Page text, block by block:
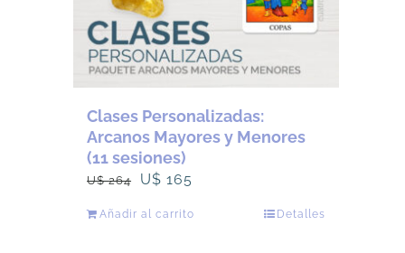
Clases Personalizadas:
Arcanos Mayores y Menores
(11 sesiones)
U$264
El
U$165
Añadir al carrito Detalles